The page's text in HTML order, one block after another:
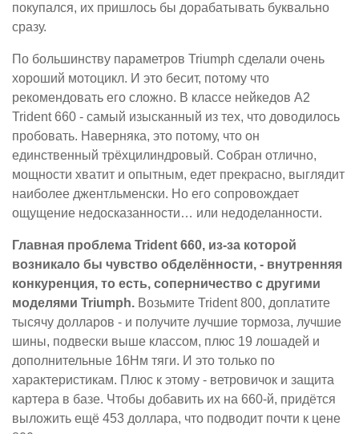
покупался, их пришлось бы дорабатывать буквально
сразу.
По большинству параметров Triumph сделали очень
хороший мотоцикл. И это бесит, потому что
рекомендовать его сложно. В классе нейкедов A2
Trident 660 - самый изысканный из тех, что доводилось
пробовать. Наверняка, это потому, что он
единственный трёхцилиндровый. Собран отлично,
мощности хватит и опытным, едет прекрасно, выглядит
наиболее джентльменски. Но его сопровождает
ощущение недосказанности… или недоделанности.
Главная проблема Trident 660, из-за которой
возникало бы чувство обделённости, - внутренняя
конкуренция, то есть, соперничество с другими
моделями Triumph. Возьмите Trident 800, доплатите
тысячу долларов - и получите лучшие тормоза, лучшие
шины, подвески выше классом, плюс 19 лошадей и
дополнительные 16Нм тяги. И это только по
характеристикам. Плюс к этому - ветровичок и защита
картера в базе. Чтобы добавить их на 660-й, придётся
выложить ещё 453 доллара, что подводит почти к цене